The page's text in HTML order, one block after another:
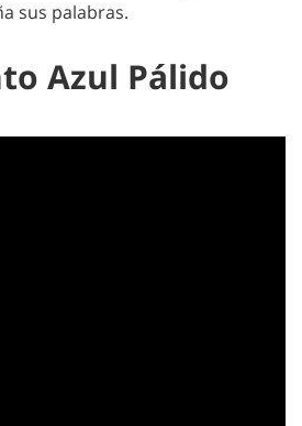
sus palabras.
Azul Pálido